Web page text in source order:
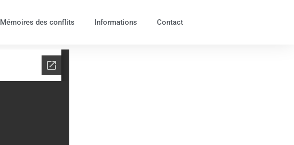
Mémoires des conflits Informations Contact